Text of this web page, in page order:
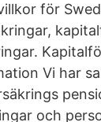
för
Vi har
och